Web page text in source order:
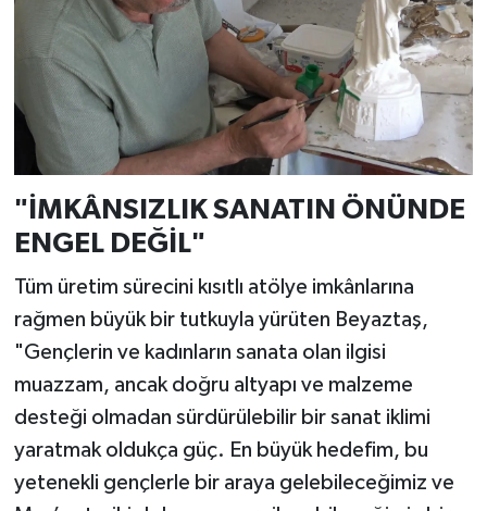
"İMKÂNSIZLIK SANATIN ÖNÜNDE
ENGEL DEĞİL"
Tüm üretim sürecini kısıtlı atölye imkânlarına
rağmen büyük bir tutkuyla yürüten Beyaztaş,
"Gençlerin ve kadınların sanata olan ilgisi
muazzam, ancak doğru altyapı ve malzeme
desteği olmadan sürdürülebilir bir sanat iklimi
yaratmak oldukça güç. En büyük hedefim, bu
yetenekli gençlerle bir araya gelebileceğimiz ve